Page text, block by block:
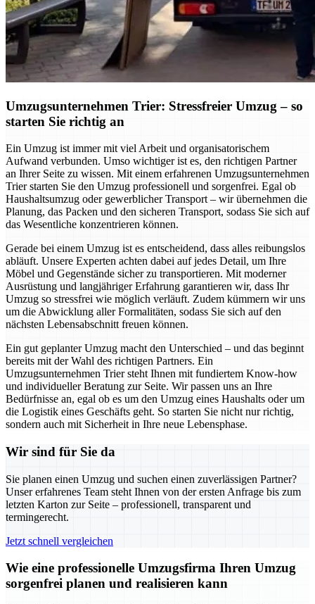
Umzugsunternehmen Trier: Stressfreier Umzug – so
starten Sie richtig an
Ein Umzug ist immer mit viel Arbeit und organisatorischem
Aufwand verbunden. Umso wichtiger ist es, den richtigen Partner
an Ihrer Seite zu wissen. Mit einem erfahrenen Umzugsunternehmen
Trier starten Sie den Umzug professionell und sorgenfrei. Egal ob
Haushaltsumzug oder gewerblicher Transport – wir übernehmen die
Planung, das Packen und den sicheren Transport, sodass Sie sich auf
das Wesentliche konzentrieren können.
Gerade bei einem Umzug ist es entscheidend, dass alles reibungslos
abläuft. Unsere Experten achten dabei auf jedes Detail, um Ihre
Möbel und Gegenstände sicher zu transportieren. Mit moderner
Ausrüstung und langjähriger Erfahrung garantieren wir, dass Ihr
Umzug so stressfrei wie möglich verläuft. Zudem kümmern wir uns
um die Abwicklung aller Formalitäten, sodass Sie sich auf den
nächsten Lebensabschnitt freuen können.
Ein gut geplanter Umzug macht den Unterschied – und das beginnt
bereits mit der Wahl des richtigen Partners. Ein
Umzugsunternehmen Trier steht Ihnen mit fundiertem Know-how
und individueller Beratung zur Seite. Wir passen uns an Ihre
Bedürfnisse an, egal ob es um den Umzug eines Haushalts oder um
die Logistik eines Geschäfts geht. So starten Sie nicht nur richtig,
sondern auch mit Sicherheit in Ihre neue Lebensphase.
Wir sind für Sie da
Sie planen einen Umzug und suchen einen zuverlässigen Partner?
Unser erfahrenes Team steht Ihnen von der ersten Anfrage bis zum
letzten Karton zur Seite – professionell, transparent und
termingerecht.
Jetzt schnell vergleichen
Wie eine professionelle Umzugsfirma Ihren Umzug
sorgenfrei planen und realisieren kann